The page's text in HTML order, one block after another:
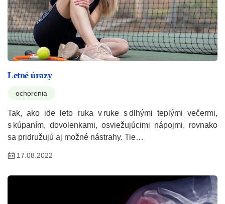
Letné úrazy
ochorenia
Tak, ako ide leto ruka v ruke s dlhými teplými večermi,
s kúpaním, dovolenkami, osviežujúcimi nápojmi, rovnako
sa pridružujú aj možné nástrahy. Tie…
17.08.2022